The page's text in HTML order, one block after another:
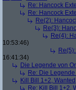
Re: Hancock
Re: Hancock
Re(2):
Re(3):
Re(4):
10:53:46)
16:41:34)
Die Legende von
Re: Die
Kill Bill 1+2,
Re: Kill Bill 1+2,